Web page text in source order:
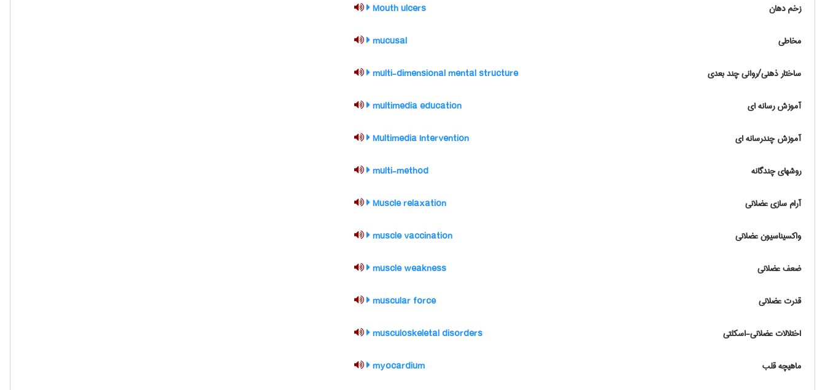
زخم دهان Mouth ulcers
مخاطی mucusal
ساختار ذهنی/روانی چند بعدی multi-dimensional mental structure
آموزش رسانه ای multimedia education
آموزش چندرسانه ای Multimedia Intervention
روشهای چندگانه multi-method
آرام سازی عضلانی Muscle relaxation
واکسیناسیون عضلانی muscle vaccination
ضعف عضلانی muscle weakness
قدرت عضلانی muscular force
اختلالات عضلانی-اسکلتی musculoskeletal disorders
ماهیچه قلب myocardium